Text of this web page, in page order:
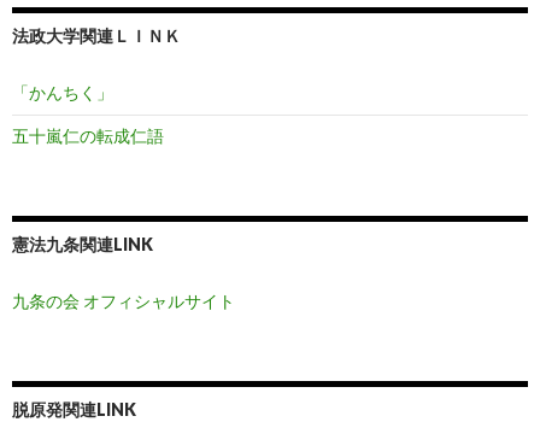
法政大学関連ＬＩＮＫ
「かんちく」
五十嵐仁の転成仁語
憲法九条関連LINK
九条の会 オフィシャルサイト
脱原発関連LINK